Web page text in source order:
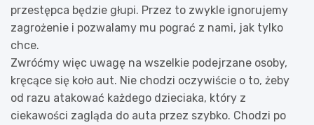
przestępca będzie głupi. Przez to zwykle ignorujemy
zagrożenie i pozwalamy mu pograć z nami, jak tylko
chce.
Zwróćmy więc uwagę na wszelkie podejrzane osoby,
kręcące się koło aut. Nie chodzi oczywiście o to, żeby
od razu atakować każdego dzieciaka, który z
ciekawości zagląda do auta przez szybko. Chodzi po